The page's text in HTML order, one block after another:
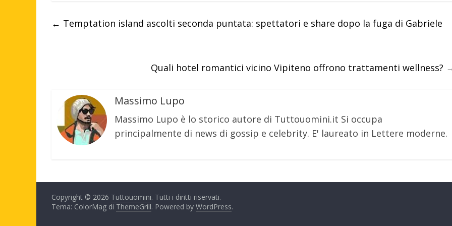
← Temptation island ascolti seconda puntata: spettatori e share dopo la fuga di Gabriele
Quali hotel romantici vicino Vipiteno offrono trattamenti wellness?
Massimo Lupo
Massimo Lupo è lo storico autore di Tuttouomini.it Si occupa
principalmente di news di gossip e celebrity. E' laureato in Lettere moderne.
Copyright © 2026 Tuttouomini. Tutti i diritti riservati.
Tema: ColorMag di ThemeGrill. Powered by WordPress.